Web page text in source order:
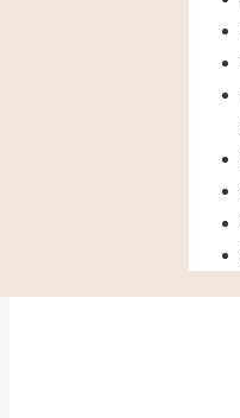
inițialcurent